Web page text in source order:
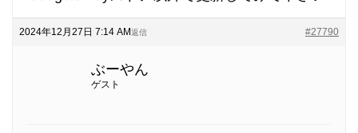
2024年12月27日 7:14 AM #27790
返信
ぶーやん
ゲスト